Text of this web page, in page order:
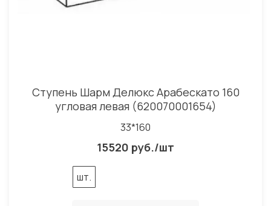
Ступень Шарм Делюкс Арабескато 160
угловая левая (620070001654)
33*160
15520 руб./шт
шт.